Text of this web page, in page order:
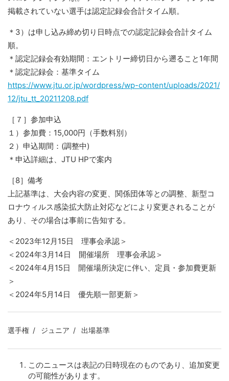
掲載されていない選手は認定記録会合計タイム順。
＊3）は申し込み締め切り日時点での認定記録会合計タイム
順。
＊認定記録会有効期間：エントリー締切日から遡ること1年間
＊認定記録会：基準タイム
https://www.jtu.or.jp/wordpress/wp-content/uploads/2021/
12/jtu_tt_20211208.pdf
［７］参加申込
１）参加費：15,000円（手数料別）
２）申込期間：(調整中)
＊申込詳細は、JTU HPで案内
［8］備考
上記基準は、大会内容の変更、関係団体等との調整、新型コ
ロナウィルス感染拡大防止対応などにより変更されることが
あり、その場合は事前に告知する。
＜2023年12月15日 理事会承認＞
＜2024年3月14日 開催場所 理事会承認＞
＜2024年4月15日 開催場所決定に伴い、定員・参加費更新
＞
＜2024年5月14日 優先順一部更新＞
選手権 ジュニア 出場基準
このニュースは表記の日時現在のものであり、追加変更
の可能性があります。